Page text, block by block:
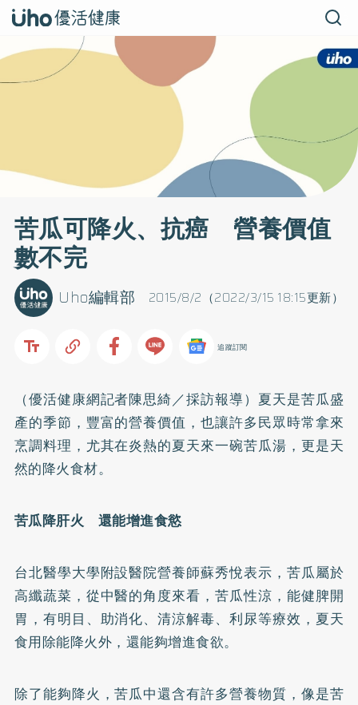
苦瓜可降火、抗癌 營養價值
數不完
2015/8/2（2022/3/15 18:15更新）
Uho編輯部
追蹤訂閱
（優活健康網記者陳思綺／採訪報導）夏天是苦瓜盛
產的季節，豐富的營養價值，也讓許多民眾時常拿來
烹調料理，尤其在炎熱的夏天來一碗苦瓜湯，更是天
然的降火食材。
苦瓜降肝火 還能增進食慾
台北醫學大學附設醫院營養師蘇秀悅表示，苦瓜屬於
高纖蔬菜，從中醫的角度來看，苦瓜性涼，能健脾開
胃，有明目、助消化、清涼解毒、利尿等療效，夏天
食用除能降火外，還能夠增進食欲。
除了能夠降火，苦瓜中還含有許多營養物質，像是苦